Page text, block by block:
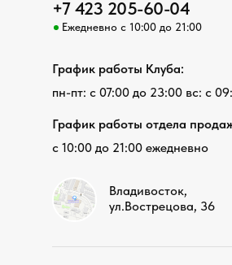
+7 423 205-60-04
Ежедневно с 10:00 до 21:00
Владивосток,
ул.Вострецова, 36
График работы Клуба:
пн-пт: с 07:00 до 23:00 вс: с
График работы отдела
с 10:00 до 21:00 ежедневно